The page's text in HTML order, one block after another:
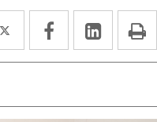
Twitter
Enlace
a
aplicación
Facebook
Enlace
a
aplicación
Enlace
a